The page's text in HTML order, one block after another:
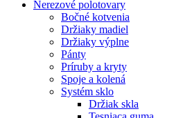
Nerezové polotovary
Bočné kotvenia
Držiaky madiel
Držiaky výplne
Pánty
Príruby a kryty
Spoje a kolená
Systém sklo
Držiak skla